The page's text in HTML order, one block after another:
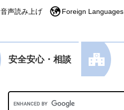
音声読み上げ Foreign Languages
安全安心・相談
Googleカスタム検索